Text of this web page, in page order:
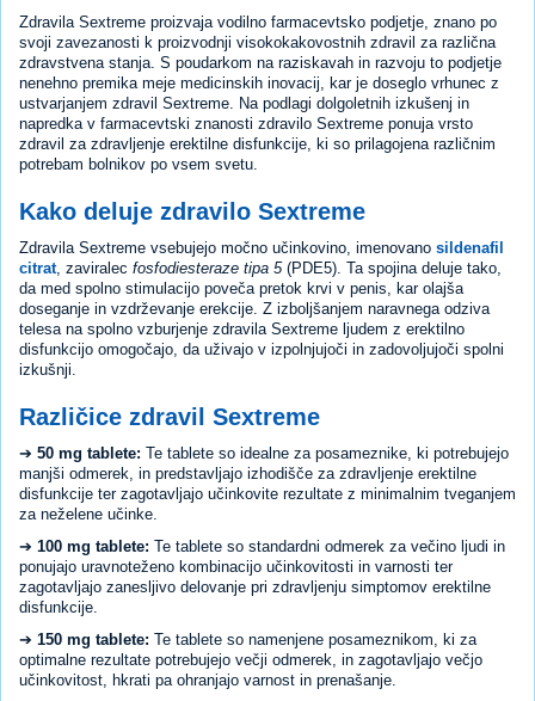
Zdravila Sextreme proizvaja vodilno farmacevtsko podjetje, znano po
svoji zavezanosti k proizvodnji visokokakovostnih zdravil za različna
zdravstvena stanja. S poudarkom na raziskavah in razvoju to podjetje
nenehno premika meje medicinskih inovacij, kar je doseglo vrhunec z
ustvarjanjem zdravil Sextreme. Na podlagi dolgoletnih izkušenj in
napredka v farmacevtski znanosti zdravilo Sextreme ponuja vrsto
zdravil za zdravljenje erektilne disfunkcije, ki so prilagojena različnim
potrebam bolnikov po vsem svetu.
Kako deluje zdravilo Sextreme
Zdravila Sextreme vsebujejo močno učinkovino, imenovano sildenafil
citrat, zaviralec fosfodiesteraze tipa 5(PDE5). Ta spojina deluje tako,
da med spolno stimulacijo poveča pretok krvi v penis, kar olajša
doseganje in vzdrževanje erekcije. Z izboljšanjem naravnega odziva
telesa na spolno vzburjenje zdravila Sextreme ljudem z erektilno
disfunkcijo omogočajo, da uživajo v izpolnjujoči in zadovoljujoči spolni
izkušnji.
Različice zdravil Sextreme
➔ 50 mg tablete: Te tablete so idealne za posameznike, ki potrebujejo
manjši odmerek, in predstavljajo izhodišče za zdravljenje erektilne
disfunkcije ter zagotavljajo učinkovite rezultate z minimalnim tveganjem
za neželene učinke.
➔ 100 mg tablete: Te tablete so standardni odmerek za večino ljudi in
ponujajo uravnoteženo kombinacijo učinkovitosti in varnosti ter
zagotavljajo zanesljivo delovanje pri zdravljenju simptomov erektilne
disfunkcije.
➔ 150 mg tablete: Te tablete so namenjene posameznikom, ki za
optimalne rezultate potrebujejo večji odmerek, in zagotavljajo večjo
učinkovitost, hkrati pa ohranjajo varnost in prenašanje.